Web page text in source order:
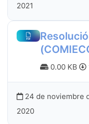
2021
0.00 KB
24 de noviembre
2020